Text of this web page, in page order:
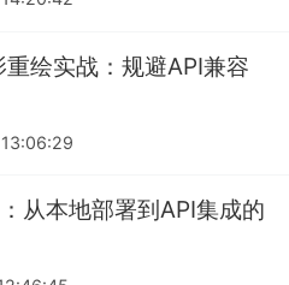
绘实战：规避API兼容
从本地部署到API集成的